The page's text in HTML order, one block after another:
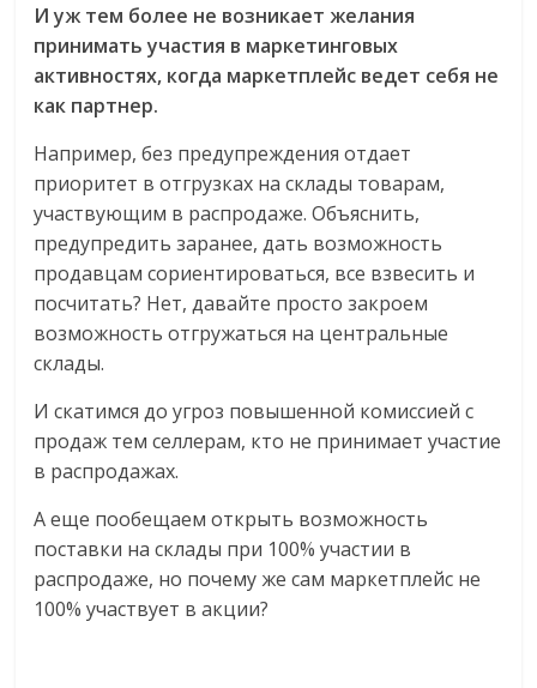
И уж тем более не возникает желания
принимать участия в маркетинговых
активностях, когда маркетплейс ведет себя не
как партнер.
Например, без предупреждения отдает
приоритет в отгрузках на склады товарам,
участвующим в распродаже. Объяснить,
предупредить заранее, дать возможность
продавцам сориентироваться, все взвесить и
посчитать? Нет, давайте просто закроем
возможность отгружаться на центральные
склады.
И скатимся до угроз повышенной комиссией с
продаж тем селлерам, кто не принимает участие
в распродажах.
А еще пообещаем открыть возможность
поставки на склады при 100% участии в
распродаже, но почему же сам маркетплейс не
100% участвует в акции?